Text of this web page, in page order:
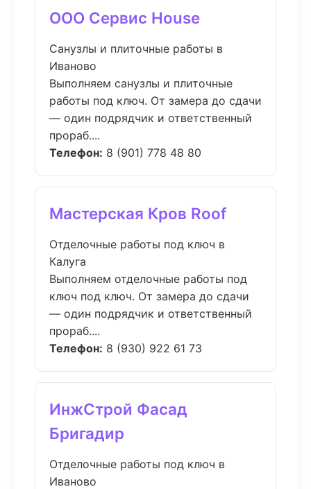
ООО Сервис House
Санузлы и плиточные работы в
Иваново
Выполняем санузлы и плиточные
работы под ключ. От замера до сдачи
— один подрядчик и ответственный
прораб....
Телефон: 8 (901) 778 48 80
Мастерская Кров Roof
Отделочные работы под ключ в
Калуга
Выполняем отделочные работы под
ключ под ключ. От замера до сдачи
— один подрядчик и ответственный
прораб....
Телефон: 8 (930) 922 61 73
ИнжСтрой Фасад
Бригадир
Отделочные работы под ключ в
Иваново